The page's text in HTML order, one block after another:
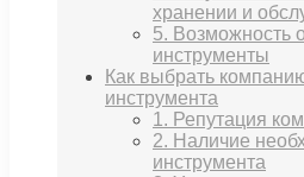
хранении и
5. Возможность
инструменты
Как выбрать
инструмента
1. Репутация
2. Наличие
инструмента